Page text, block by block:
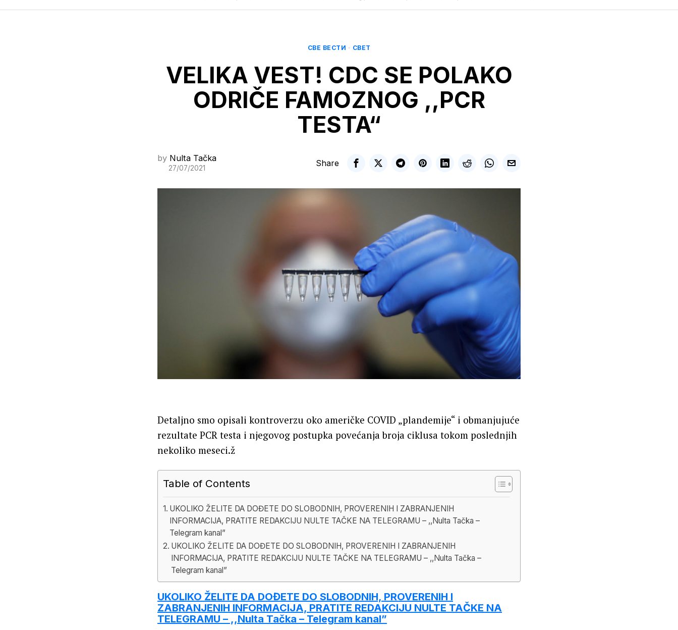
СВЕ ВЕСТИ · СВЕТ
VELIKA VEST! CDC SE POLAKO
ODRIČE FAMOZNOG ,,PCR
TESTA“
by Nulta Tačka
27/07/2021
Share
Detaljno smo opisali kontroverzu oko američke COVID „plandemije“ i obmanjujuće
rezultate PCR testa i njegovog postupka povećanja broja ciklusa tokom poslednjih
nekoliko meseci.ž
Table of Contents
UKOLIKO ŽELITE DA DOĐETE DO SLOBODNIH, PROVERENIH I ZABRANJENIH
INFORMACIJA, PRATITE REDAKCIJU NULTE TAČKE NA TELEGRAMU – ,,Nulta Tačka –
Telegram kanal”
UKOLIKO ŽELITE DA DOĐETE DO SLOBODNIH, PROVERENIH I ZABRANJENIH
INFORMACIJA, PRATITE REDAKCIJU NULTE TAČKE NA TELEGRAMU – ,,Nulta Tačka –
Telegram kanal”
UKOLIKO ŽELITE DA DOĐETE DO SLOBODNIH, PROVERENIH I
ZABRANJENIH INFORMACIJA, PRATITE REDAKCIJU NULTE TAČKE NA
TELEGRAMU – ,,Nulta Tačka – Telegram kanal”